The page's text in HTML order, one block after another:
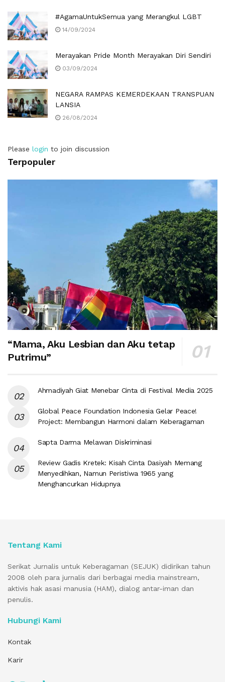
#AgamaUntukSemua yang Merangkul LGBT
14/09/2024
Merayakan Pride Month Merayakan Diri Sendiri
03/09/2024
NEGARA RAMPAS KEMERDEKAAN TRANSPUAN
LANSIA
26/08/2024
Please login to join discussion
Terpopuler
“Mama, Aku Lesbian dan Aku tetap
Putrimu”
Ahmadiyah Giat Menebar Cinta di Festival Media 2025
Global Peace Foundation Indonesia Gelar Peace!
Project: Membangun Harmoni dalam Keberagaman
Sapta Darma Melawan Diskriminasi
Review Gadis Kretek: Kisah Cinta Dasiyah Memang
Menyedihkan, Namun Peristiwa 1965 yang
Menghancurkan Hidupnya
Tentang Kami
Serikat Jurnalis untuk Keberagaman (SEJUK) didirikan tahun
2008 oleh para jurnalis dari berbagai media mainstream,
aktivis hak asasi manusia (HAM), dialog antar-iman dan
penulis.
Hubungi Kami
Kontak
Karir